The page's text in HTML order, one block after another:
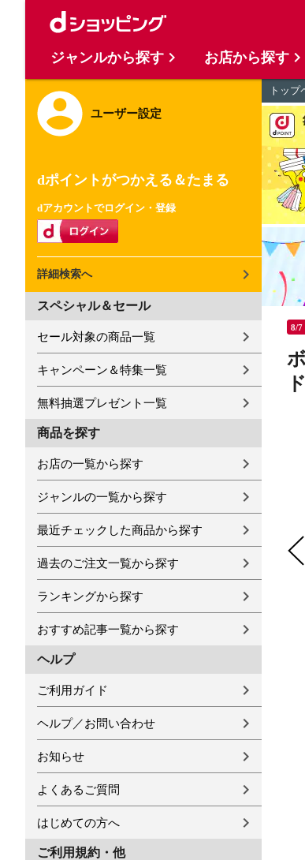
ユーザー設定
dポイントがつかえる＆たまる
dアカウントでログイン・登録
詳細検索へ
スペシャル＆セール
セール対象の商品一覧
キャンペーン＆特集一覧
無料抽選プレゼント一覧
商品を探す
お店の一覧から探す
ジャンルの一覧から探す
最近チェックした商品から探す
過去のご注文一覧から探す
ランキングから探す
おすすめ記事一覧から探す
ヘルプ
ご利用ガイド
ヘルプ／お問い合わせ
お知らせ
よくあるご質問
はじめての方へ
ご利用規約・他
トップ
8/7
ジャンルから探す お店から探す